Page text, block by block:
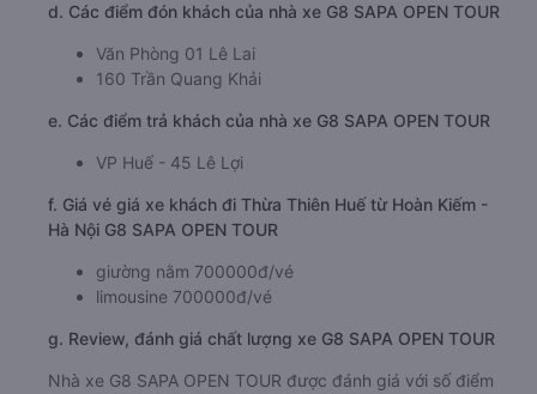
d. Các điểm đón khách của nhà xe G8 SAPA OPEN TOUR
Văn Phòng 01 Lê Lai
160 Trần Quang Khải
e. Các điểm trả khách của nhà xe G8 SAPA OPEN TOUR
VP Huế - 45 Lê Lợi
f. Giá vé giá xe khách đi Thừa Thiên Huế từ Hoàn Kiếm -
Hà Nội G8 SAPA OPEN TOUR
giường nằm 700000đ/vé
limousine 700000đ/vé
g. Review, đánh giá chất lượng xe G8 SAPA OPEN TOUR
Nhà xe G8 SAPA OPEN TOUR được đánh giá với số điểm